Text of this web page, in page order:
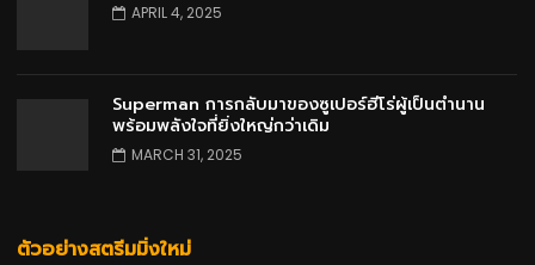
APRIL 4, 2025
Superman การกลับมาของซูเปอร์ฮีโร่ผู้เป็นตำนาน
พร้อมพลังใจที่ยิ่งใหญ่กว่าเดิม
MARCH 31, 2025
ตัวอย่างสตรีมมิ่งใหม่